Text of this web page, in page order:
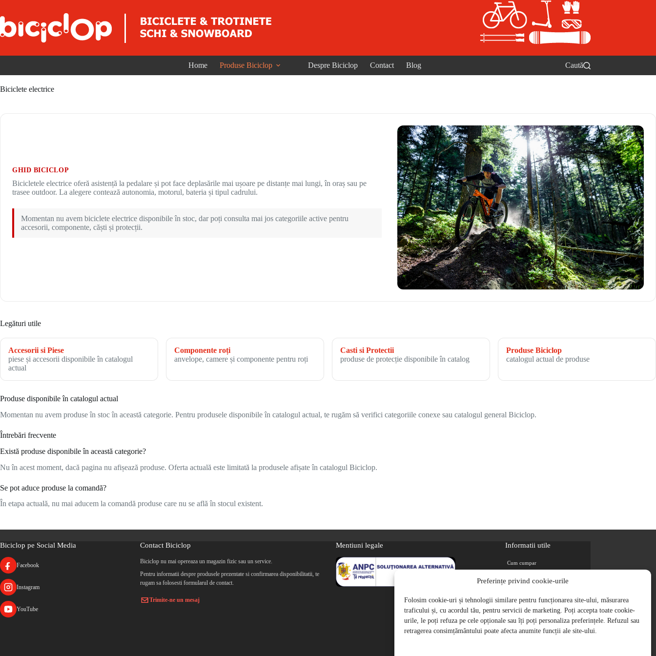
Preferințe privind cookie-urile
Folosim cookie-uri și tehnologii similare pentru funcționarea site-ului, măsurarea
traficului și, cu acordul tău, pentru servicii de marketing. Poți accepta toate cookie-
urile, le poți refuza pe cele opționale sau îți poți personaliza preferințele. Refuzul sau
retragerea consimțământului poate afecta anumite funcții ale site-ului.
Home Produse Biciclop Despre Biciclop Contact Blog Caută
Biciclete electrice
GHID BICICLOP
Bicicletele electrice oferă asistență la pedalare și pot face deplasările mai ușoare pe distanțe mai lungi, în oraș sau pe
trasee outdoor. La alegere contează autonomia, motorul, bateria și tipul cadrului.
Momentan nu avem biciclete electrice disponibile în stoc, dar poți consulta mai jos categoriile active pentru
accesorii, componente, căști și protecții.
Legături utile
Accesorii si Piese
piese și accesorii disponibile în catalogul
actual
Componente roți
anvelope, camere și componente pentru roți
Casti si Protectii
produse de protecție disponibile în catalog
Produse Biciclop
catalogul actual de produse
Produse disponibile în catalogul actual
Momentan nu avem produse în stoc în această categorie. Pentru produsele disponibile în catalogul actual, te rugăm să verifici categoriile conexe sau catalogul general Biciclop.
Întrebări frecvente
Există produse disponibile în această categorie?
Nu în acest moment, dacă pagina nu afișează produse. Oferta actuală este limitată la produsele afișate în catalogul Biciclop.
Se pot aduce produse la comandă?
În etapa actuală, nu mai aducem la comandă produse care nu se află în stocul existent.
Biciclop pe Social Media
Facebook
Instagram
YouTube
Contact Biciclop
Biciclop nu mai opereaza un magazin fizic sau un service.
Pentru informatii despre produsele prezentate si confirmarea disponibilitatii, te
rugam sa folosesti formularul de contact.
Trimite-ne un mesaj
Mentiuni legale Informatii utile
Cum cumpar
Magazine partenere
Retur
Cariere
Politica de Confidentialitate